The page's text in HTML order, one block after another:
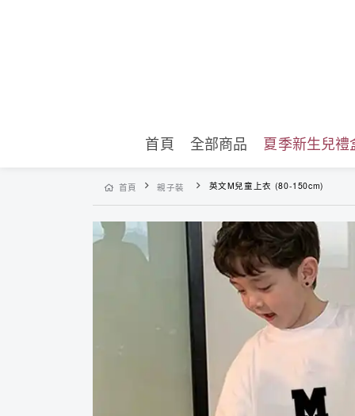
首頁 全部商品 夏季新生兒禮
首頁 親子裝 英文M兒童上衣 (80-150cm)